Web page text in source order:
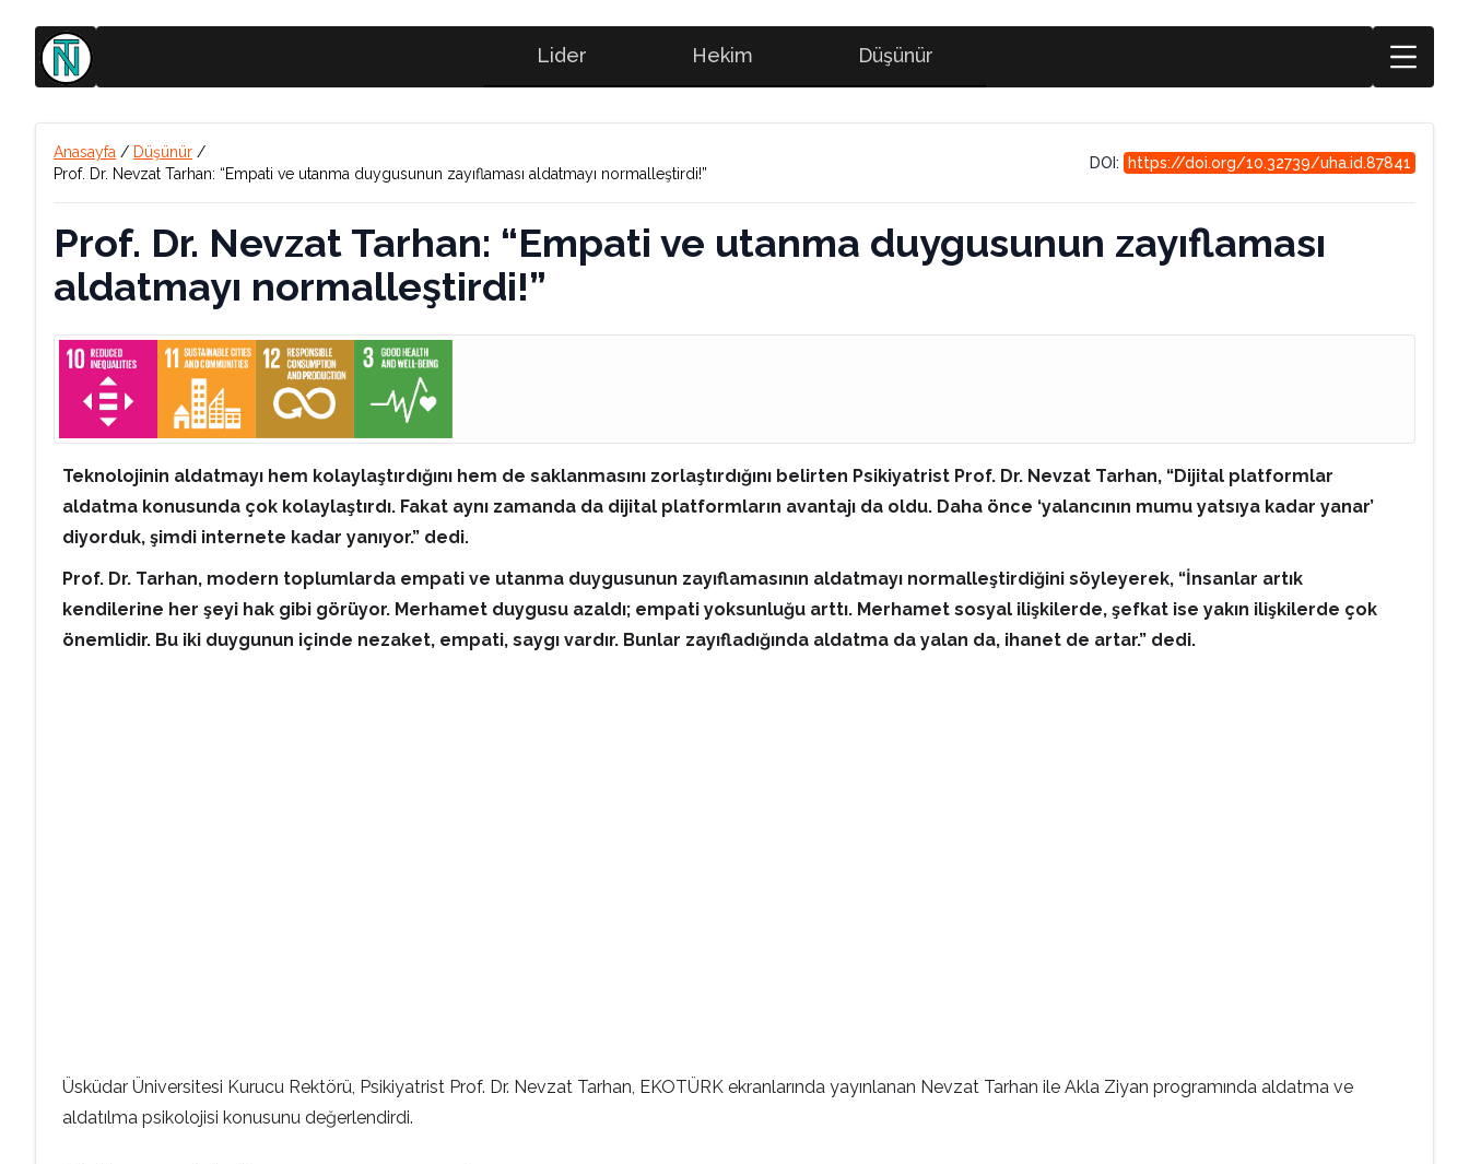
Lider Hekim Düşünür
Anasayfa / Düşünür /
Prof. Dr. Nevzat Tarhan: “Empati ve utanma duygusunun zayıflaması aldatmayı normalleştirdi!”
DOI: https://doi.org/10.32739/uha.id.87841
Prof. Dr. Nevzat Tarhan: “Empati ve utanma duygusunun zayıflaması
aldatmayı normalleştirdi!”
Teknolojinin aldatmayı hem kolaylaştırdığını hem de saklanmasını zorlaştırdığını belirten Psikiyatrist Prof. Dr. Nevzat Tarhan, “Dijital platformlar
aldatma konusunda çok kolaylaştırdı. Fakat aynı zamanda da dijital platformların avantajı da oldu. Daha önce ‘yalancının mumu yatsıya kadar yanar’
diyorduk, şimdi internete kadar yanıyor.” dedi.
Prof. Dr. Tarhan, modern toplumlarda empati ve utanma duygusunun zayıflamasının aldatmayı normalleştirdiğini söyleyerek, “İnsanlar artık
kendilerine her şeyi hak gibi görüyor. Merhamet duygusu azaldı; empati yoksunluğu arttı. Merhamet sosyal ilişkilerde, şefkat ise yakın ilişkilerde çok
önemlidir. Bu iki duygunun içinde nezaket, empati, saygı vardır. Bunlar zayıfladığında aldatma da yalan da, ihanet de artar.” dedi.
Üsküdar Üniversitesi Kurucu Rektörü, Psikiyatrist Prof. Dr. Nevzat Tarhan, EKOTÜRK ekranlarında yayınlanan Nevzat Tarhan ile Akla Ziyan programında aldatma ve
aldatılma psikolojisi konusunu değerlendirdi.